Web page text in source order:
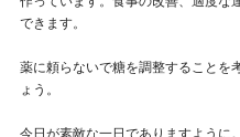
できます。
薬に頼らないで糖を調整することを
ょう。